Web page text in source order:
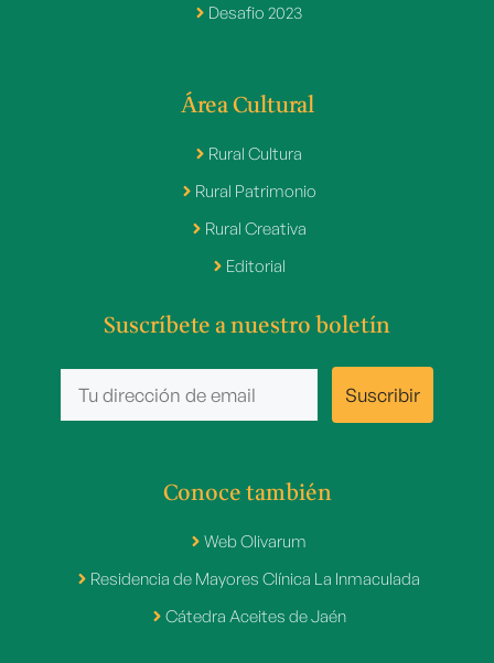
Desafio 2023
Área Cultural
Rural Cultura
Rural Patrimonio
Rural Creativa
Editorial
Suscríbete a nuestro boletín
Conoce también
Web Olivarum
Residencia de Mayores Clínica La Inmaculada
Cátedra Aceites de Jaén